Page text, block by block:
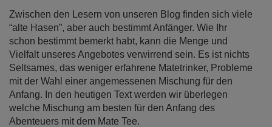
Zwischen den Lesern von unseren Blog finden sich viele
“alte Hasen”, aber auch bestimmt Anfänger. Wie Ihr
schon bestimmt bemerkt habt, kann die Menge und
Vielfalt unseres Angebotes verwirrend sein. Es ist nichts
Seltsames, das weniger erfahrene Matetrinker, Probleme
mit der Wahl einer angemessenen Mischung für den
Anfang. In den heutigen Text werden wir überlegen
welche Mischung am besten für den Anfang des
Abenteuers mit dem Mate Tee.